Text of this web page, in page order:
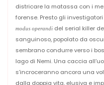
districare la matassa con i
forense. Presto gli
modus operandi del serial killer
sanguinoso, popolato da
sembrano condurre verso i
lago di Nemi. Una caccia
s’incroceranno ancora una
dalla doppia vita, elusiva e